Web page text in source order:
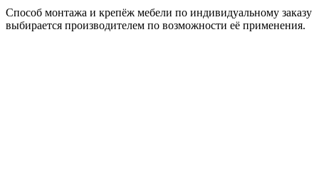
Способ монтажа и крепёж мебели по индивидуальному заказу
выбирается производителем по возможности её применения.